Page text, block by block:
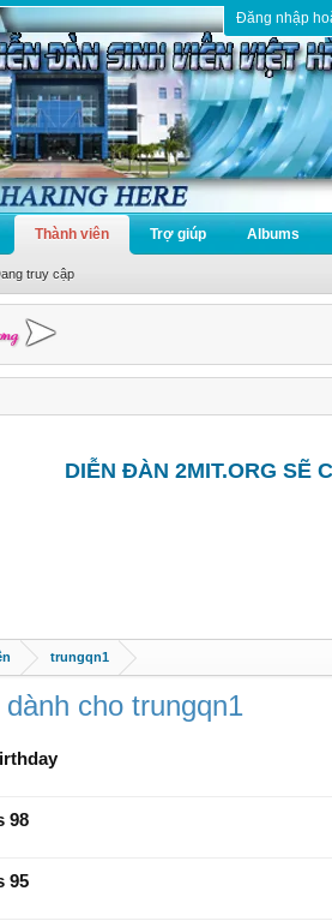
Đăng nhập
Thành viên
truy cập
Trợ giúp Albums
DIỄN ĐÀN 2MIT.ORG SẼ
trungqn1
cho trungqn1
98
95